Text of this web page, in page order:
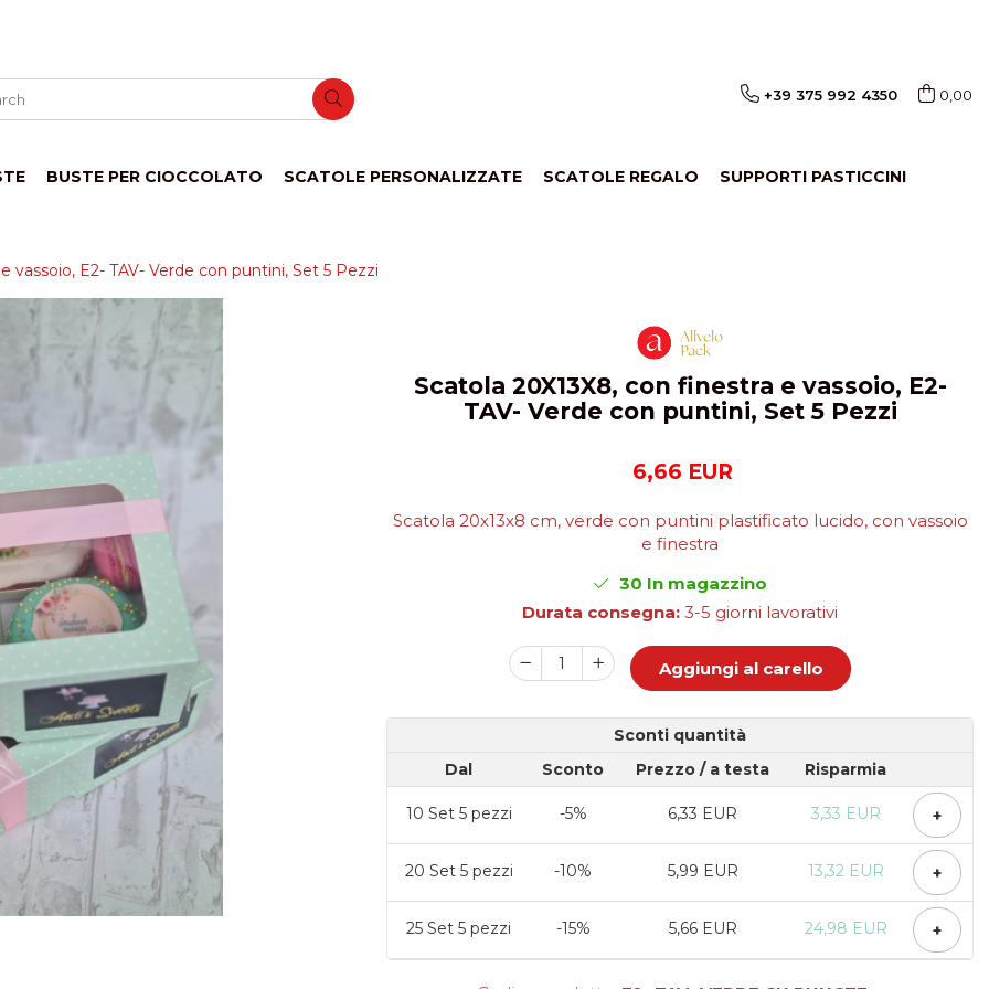
+39 375 992 4350 0,00
BUSTE PER CIOCCOLATO SCATOLE PERSONALIZZATE SCATOLE REGALO SUPPORTI PASTICCINI
vassoio, E2- TAV- Verde con puntini, Set 5 Pezzi
Scatola 20X13X8, con finestra e vassoio, E2-
TAV- Verde con puntini, Set 5 Pezzi
6,66 EUR
Scatola 20x13x8 cm, verde con puntini plastificato lucido, con vassoio
e finestra
30 In magazzino
Durata consegna: 3-5 giorni lavorativi
Aggiungi al carello
Sconti quantità
Dal
Sconto Prezzo / a testa Risparmia
10 Set 5 pezzi -5% 6,33 EUR 3,33 EUR +
20 Set 5 pezzi -10% 5,99 EUR 13,32 EUR +
25 Set 5 pezzi -15% 5,66 EUR 24,98 EUR +